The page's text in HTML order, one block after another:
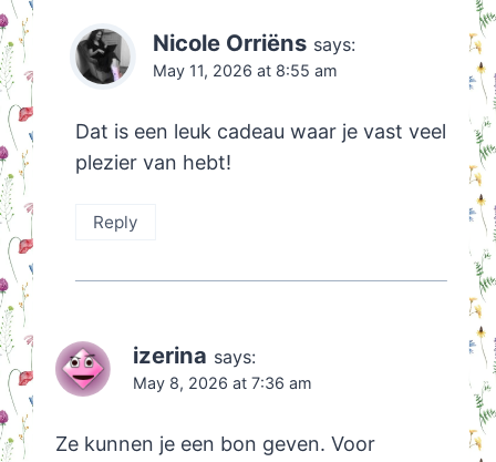
Nicole Orriëns says:
May 11, 2026 at 8:55 am
Dat is een leuk cadeau waar je vast veel
plezier van hebt!
Reply
izerina says:
May 8, 2026 at 7:36 am
Ze kunnen je een bon geven. Voor